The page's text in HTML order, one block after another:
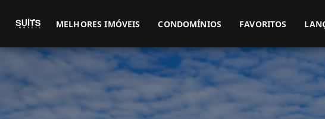
MELHORES IMÓVEIS CONDOMÍNIOS FAVORITOS